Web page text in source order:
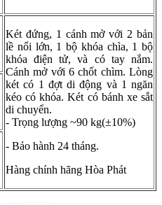
Két đứng, 1 cánh mở với 2 bản
lề nổi lớn, 1 bộ khóa chìa, 1 bộ
khóa điện tử, và có tay nắm.
Cánh mở với 6 chốt chìm. Lòng
két có 1 đợt di động và 1 ngăn
kéo có khóa. Két có bánh xe sắt
di chuyển.
- Trọng lượng ~90 kg (±10%)
- Bảo hành 24 tháng.
Hàng chính hãng Hòa Phát